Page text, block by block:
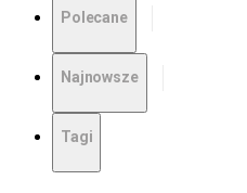
Polecane
Najnowsze
Tagi